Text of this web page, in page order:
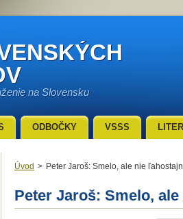
na Slovensku
Úvod > Peter Jaroš: Smelo, ale nie
Peter Jaroš: Smelo,
ODBOČKY VSSS